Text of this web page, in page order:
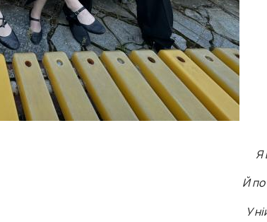
Я
Й по
У